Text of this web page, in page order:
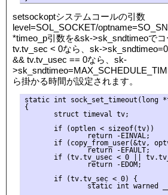
setsockoptシステムコールの引数
level=SOL_SOCKET/
*timeo_p引数を&sk->sk_sndtimeoでコ
tv.tv_sec < 0なら、sk-
&& tv.tv_usec == 0なら、sk-
ら掛かる時間が設定されます。
static int sock_set_timeout(long
{
       struct timeval tv;
       if (optlen < sizeof(tv))
               return -EINVAL;
if (copy_from_user(&tv,
               return -EFAULT;
if (tv.tv_usec < 0 ||
               return -EDOM;
       if (tv.tv_sec < 0) {
static int warned